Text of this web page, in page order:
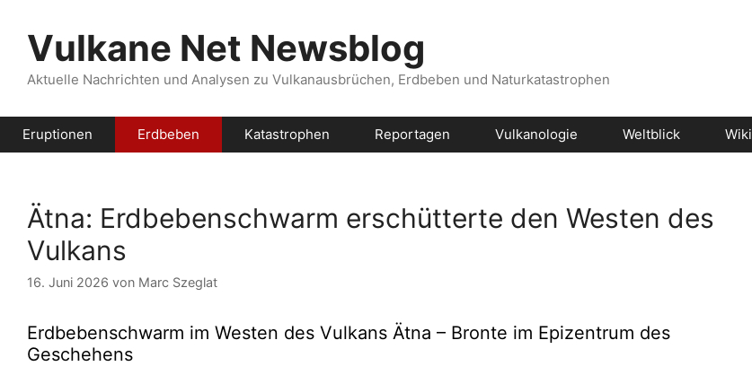
Inhalt
springenVulkane Net Newsblog
Aktuelle Nachrichten und Analysen zu Vulkanausbrüchen, Erdbeben und Naturkatastrophen
Eruptionen Erdbeben Katastrophen Reportagen Vulkanologie Weltblick Wiki
Ätna: Erdbebenschwarm erschütterte den Westen des
Vulkans
16. Juni 2026 von Marc Szeglat
Erdbebenschwarm im Westen des Vulkans Ätna – Bronte im Epizentrum des
Geschehens